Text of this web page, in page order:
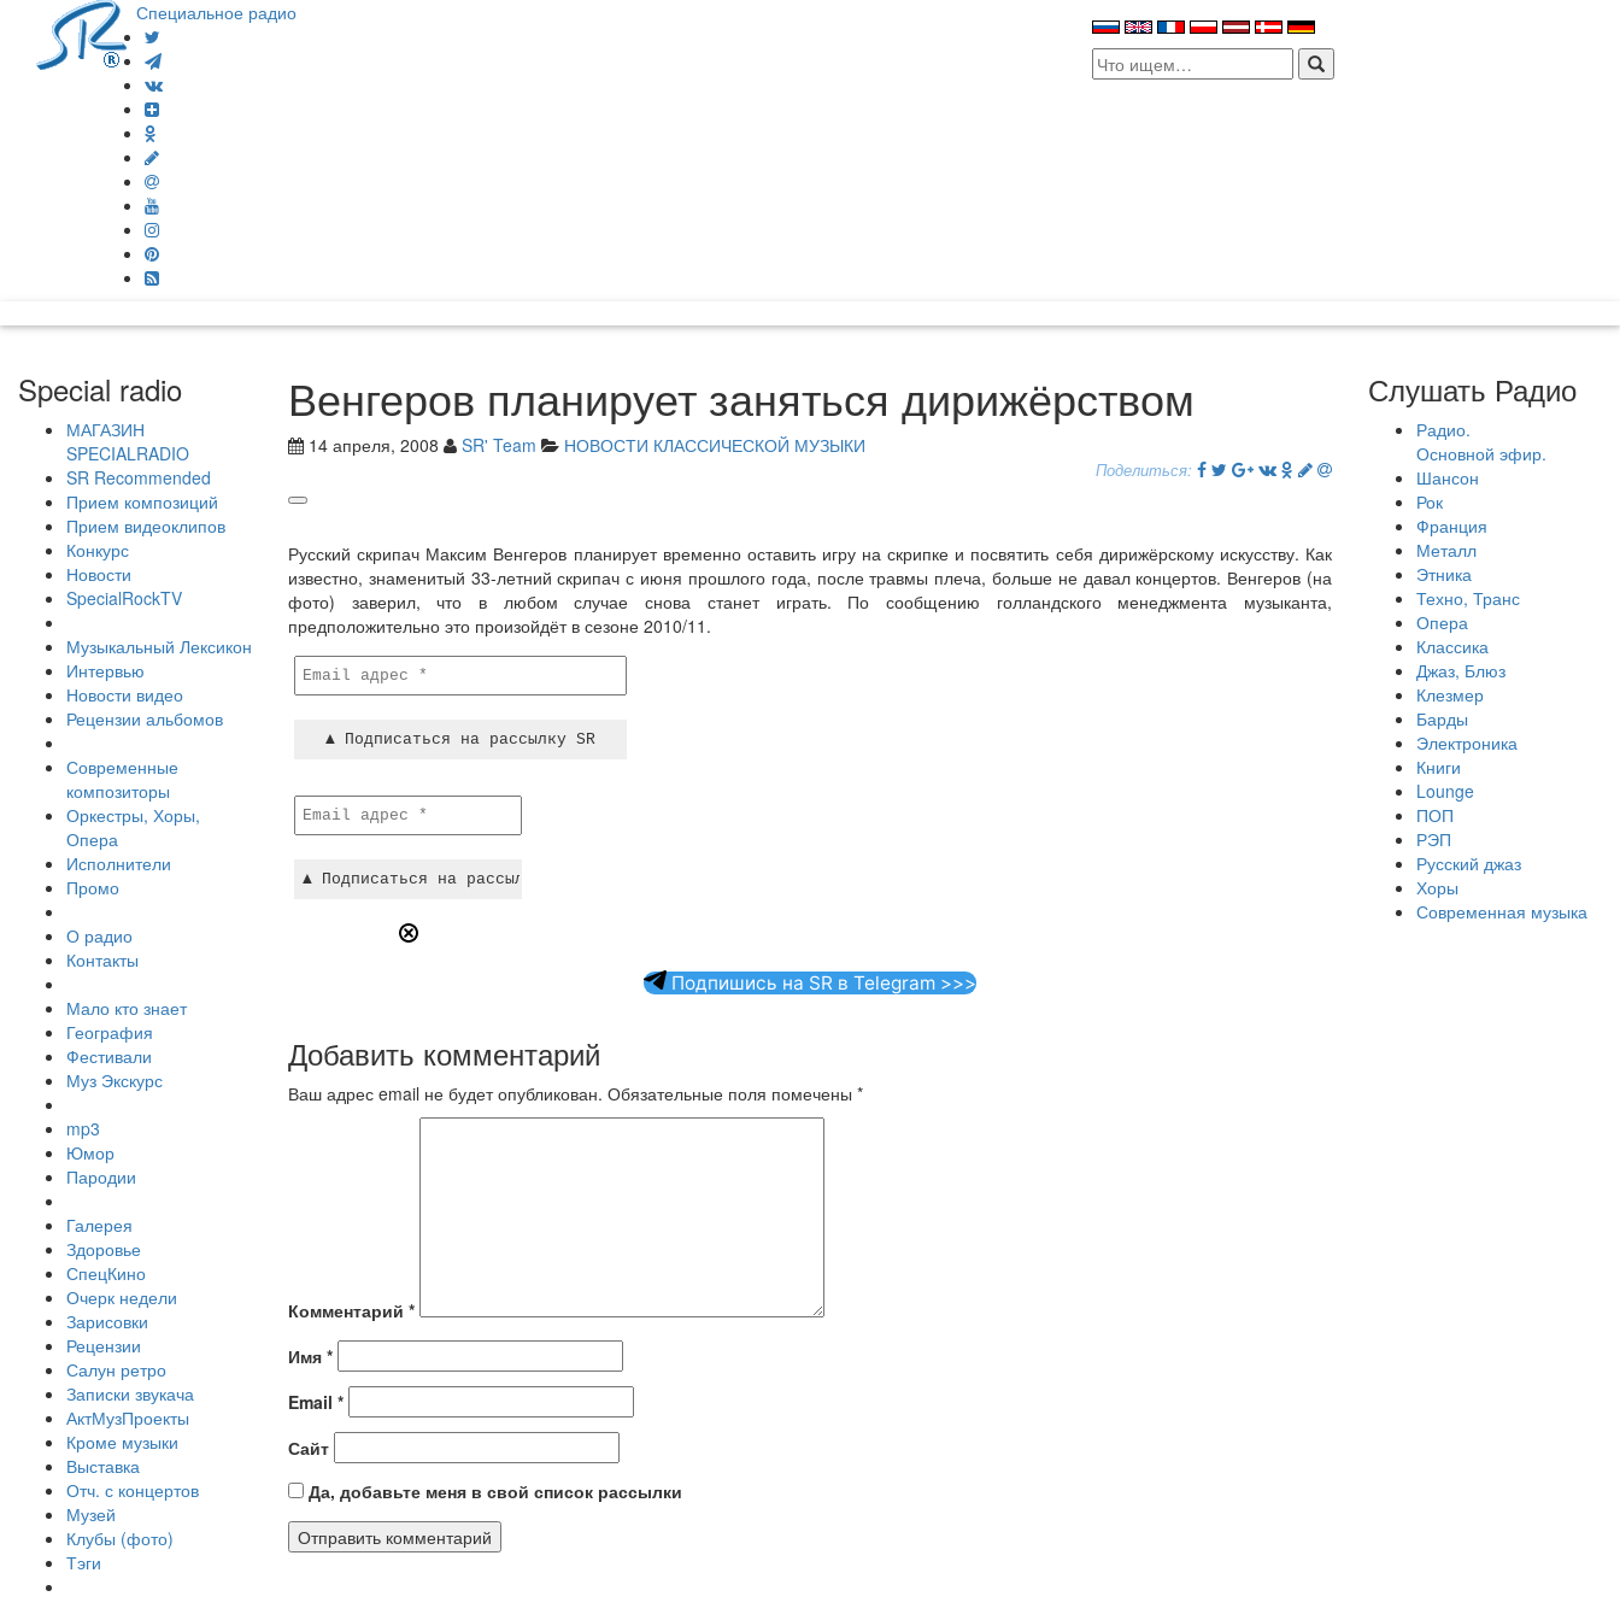
Специальное радио
Search
for:
Special radio
МАГАЗИН
SPECIALRADIO
SR Recommended
Прием композиций
Прием видеоклипов
Конкурс
Новости
SpecialRockTV
Музыкальный Лексикон
Интервью
Новости видео
Рецензии альбомов
Современные
композиторы
Оркестры, Хоры,
Опера
Исполнители
Промо
О радио
Контакты
Мало кто знает
География
Фестивали
Муз Экскурс
mp3
Юмор
Пародии
Галерея
Здоровье
СпецКино
Очерк недели
Зарисовки
Рецензии
Салун ретро
Записки звукача
АктМузПроекты
Кроме музыки
Выставка
Отч. с концертов
Музей
Клубы (фото)
Тэги
Венгеров планирует заняться дирижёрством
14 апреля, 2008 SR' Team НОВОСТИ КЛАССИЧЕСКОЙ МУЗЫКИ
Поделиться:
Русский скрипач Максим Венгеров планирует временно оставить игру на скрипке и посвятить себя дирижёрскому искусству. Как
известно, знаменитый 33-летний скрипач с июня прошлого года, после травмы плеча, больше не давал концертов. Венгеров (на
фото) заверил, что в любом случае снова станет играть. По сообщению голландского менеджмента музыканта,
предположительно это произойдёт в сезоне 2010/11.
Подпишись на SR в Telegram >>>
Добавить комментарий
Ваш адрес email не будет опубликован. Обязательные поля помечены *
Комментарий *
Имя *
Email *
Сайт
Да, добавьте меня в свой список рассылки
Слушать Радио
Радио.
Основной эфир.
Шансон
Рок
Франция
Металл
Этника
Техно, Транс
Опера
Классика
Джаз, Блюз
Клезмер
Барды
Электроника
Книги
Lounge
ПОП
РЭП
Русский джаз
Хоры
Современная музыка